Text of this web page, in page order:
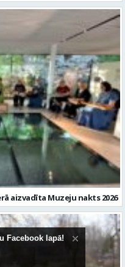
aizvadīta Muzeju nakts 2026
Facebook lapā!